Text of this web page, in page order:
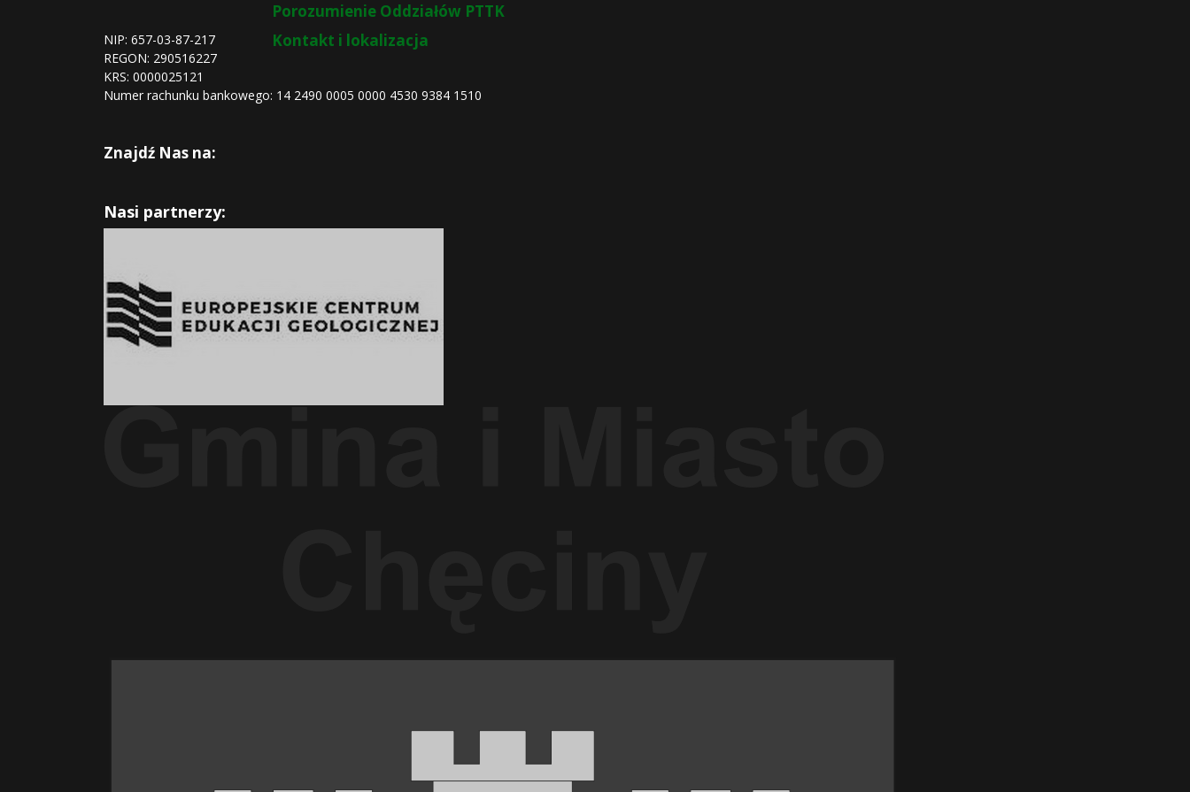
Porozumienie Oddziałów PTTK
Kontakt i lokalizacja
NIP: 657-03-87-217
REGON: 290516227
KRS: 0000025121
Numer rachunku bankowego: 14 2490 0005 0000 4530 9384 1510
Znajdź Nas na:
Nasi partnerzy: